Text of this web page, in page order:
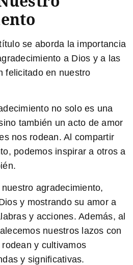
se aborda la importancia
a Dios y a las
felicitado en nuestro
no solo es una
también un acto de amor
nos rodean. Al compartir
podemos inspirar a otros a
agradecimiento,
y mostrando su amor a
y acciones. Además, al
nuestros lazos con
y cultivamos
y significativas.